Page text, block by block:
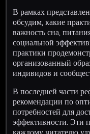
В рамках
обсудим, какие
важность сна,
социальной
практики
организованный
индивидов и
В последней части
рекомендации по
потребностей для
эффективности. Эти